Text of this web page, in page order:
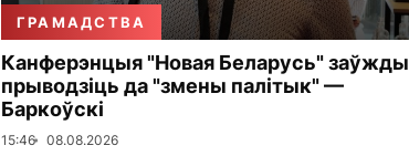
ГРАМАДСТВА
Канферэнцыя "Новая Беларусь" заўжды
прыводзіць да "змены палітык" —
Баркоўскі
15:46 08.08.2026